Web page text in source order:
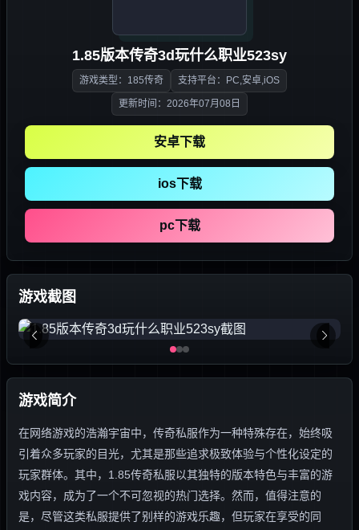
1.85版本传奇3d玩什么职业523sy
游戏类型：185传奇 支持平台：PC,安卓,iOS
更新时间：2026年07月08日
安卓下载
ios下载
pc下载
游戏截图
游戏简介
在网络游戏的浩瀚宇宙中，传奇私服作为一种特殊存在，始终吸
引着众多玩家的目光，尤其是那些追求极致体验与个性化设定的
玩家群体。其中，1.85传奇私服以其独特的版本特色与丰富的游
戏内容，成为了一个不可忽视的热门选择。然而，值得注意的
是，尽管这类私服提供了别样的游戏乐趣，但玩家在享受的同